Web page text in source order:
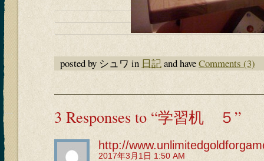
posted by シュワ in 日記and haveComments (3)
3 Responses to “学習机 ５”
http://
2017年3月1日 1:50 AM